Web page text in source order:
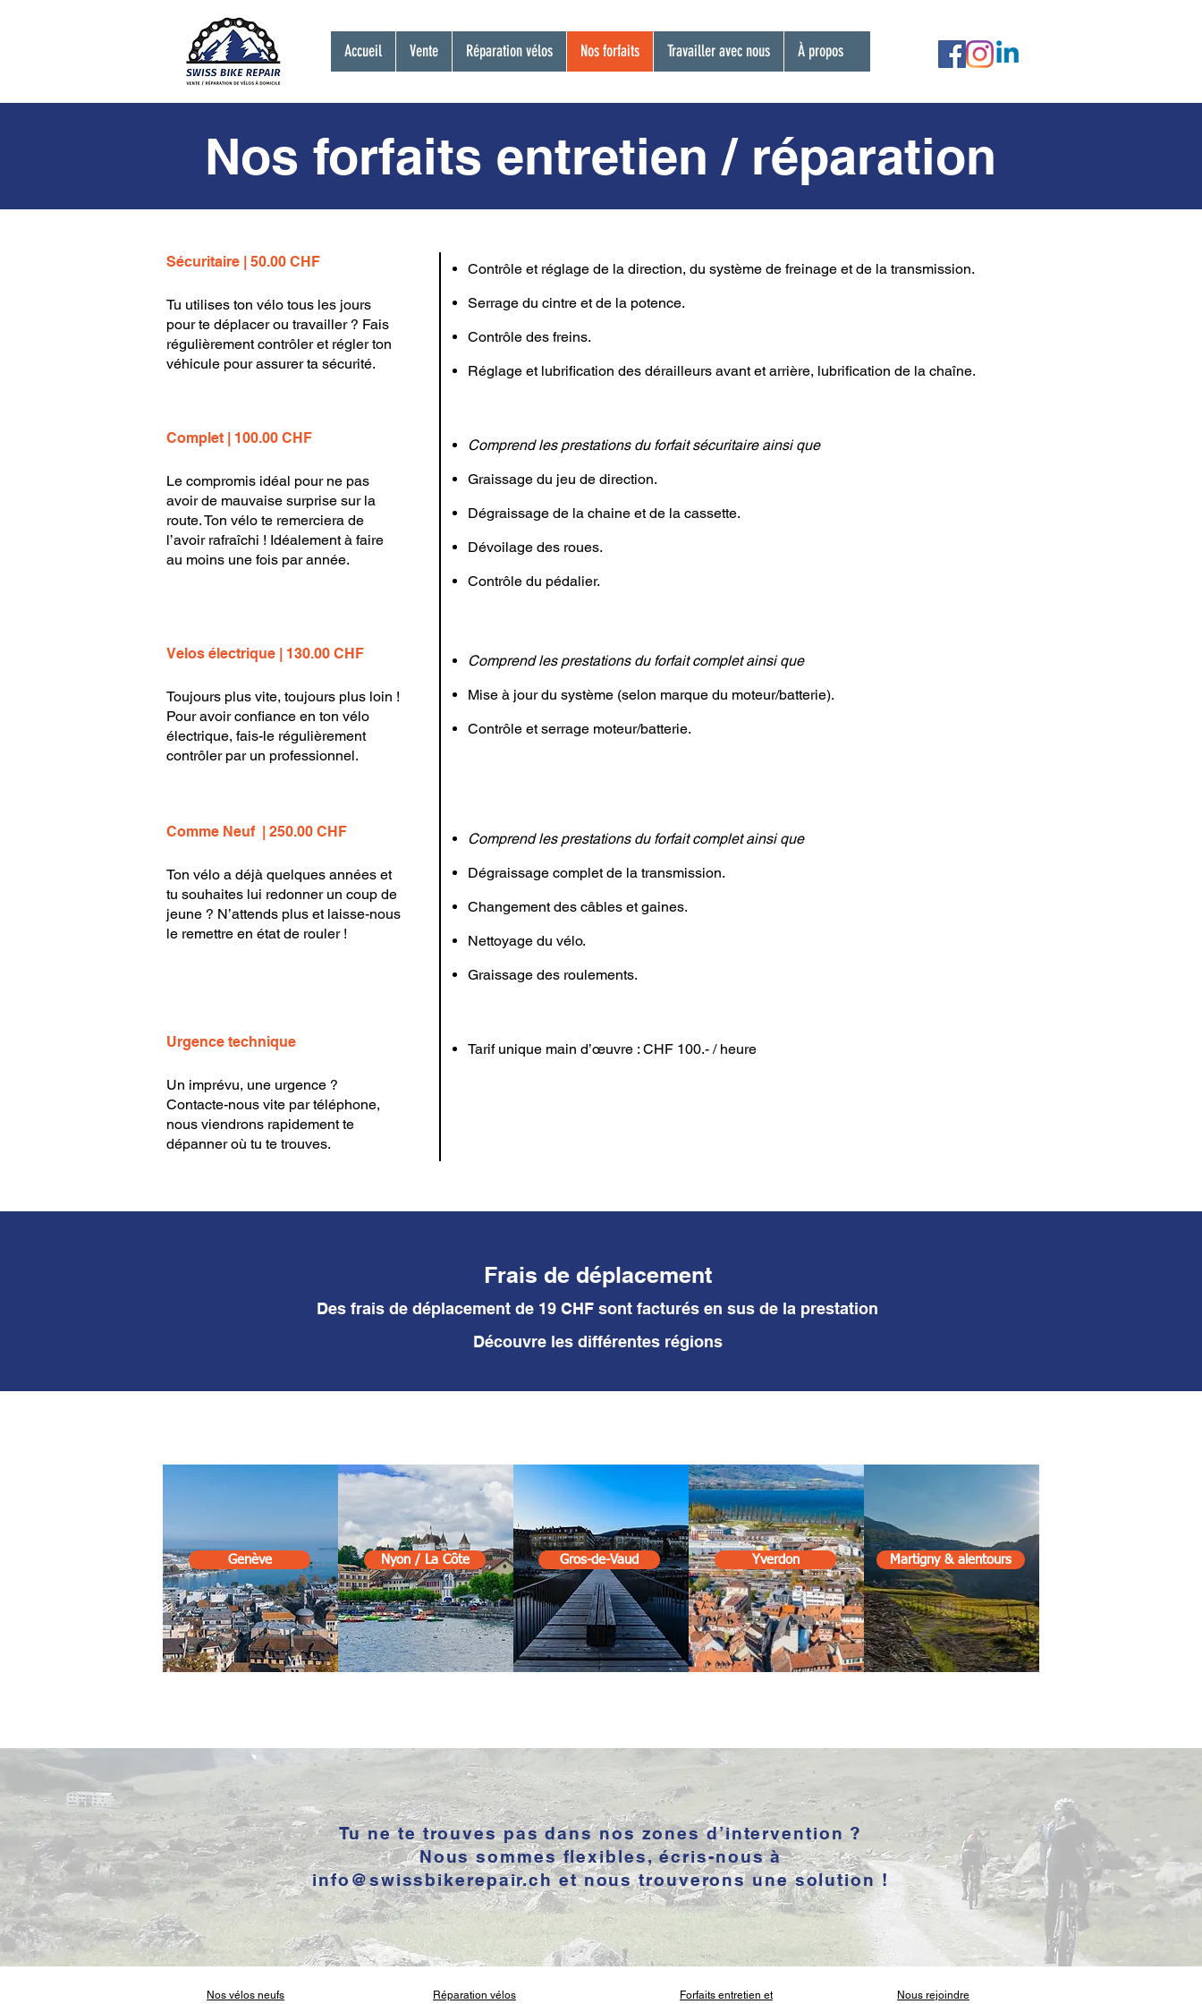
Accueil Vente Réparation vélos Nos forfaits Travailler avec nous À propos
Nos forfaits entretien / réparation
Sécuritaire | 50.00 CHF
Tu utilises ton vélo tous les jours
pour te déplacer ou travailler ? Fais
régulièrement contrôler et régler ton
véhicule pour assurer ta sécurité.
Contrôle et réglage de la direction, du système de freinage et de la transmission.
Serrage du cintre et de la potence.
Contrôle des freins.
Réglage et lubrification des dérailleurs avant et arrière, lubrification de la chaîne.
Complet | 100.00 CHF
Le compromis idéal pour ne pas
avoir de mauvaise surprise sur la
route. Ton vélo te remerciera de
l’avoir rafraîchi ! Idéalement à faire
au moins une fois par année.
Comprend les prestations du forfait sécuritaire ainsi que
Graissage du jeu de direction.
Dégraissage de la chaine et de la cassette.
Dévoilage des roues.
Contrôle du pédalier.
Velos électrique | 130.00 CHF
Toujours plus vite, toujours plus loin !
Pour avoir confiance en ton vélo
électrique, fais-le régulièrement
contrôler par un professionnel.
Comprend les prestations du forfait complet ainsi que
Mise à jour du système (selon marque du moteur/batterie).
Contrôle et serrage moteur/batterie.
Comme Neuf | 250.00 CHF
Ton vélo a déjà quelques années et
tu souhaites lui redonner un coup de
jeune ? N’attends plus et laisse-nous
le remettre en état de rouler !
Comprend les prestations du forfait complet ainsi que
Dégraissage complet de la transmission.
Changement des câbles et gaines.
Nettoyage du vélo.
Graissage des roulements.
Urgence technique
Un imprévu, une urgence ?
Contacte-nous vite par téléphone,
nous viendrons rapidement te
dépanner où tu te trouves.
Tarif unique main d’œuvre : CHF 100.- / heure
Frais de déplacement
Des frais de déplacement de 19 CHF sont facturés en sus de la prestation
Découvre les différentes régions
Genève Nyon / La Côte Gros-de-Vaud Yverdon Martigny & alentours
Tu ne te trouves pas dans nos zones d’intervention ?
Nous sommes flexibles, écris-nous à
info@swissbikerepair.chet nous trouverons une solution !
Nos vélos neufs Réparation vélos
Forfaits entretien et
Nous rejoindre